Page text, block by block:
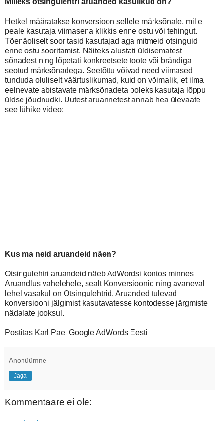
Milleks otsingulehtri aruanded kasulikud on?
Hetkel määratakse konversioon sellele märksõnale, mille
peale kasutaja viimasena klikkis enne ostu või tehingut.
Tõenäoliselt sooritasid kasutajad aga mitmeid otsinguid
enne ostu sooritamist. Näiteks alustati üldisematest
sõnadest ning lõpetati konkreetsete toote või brändiga
seotud märksõnadega. Seetõttu võivad need viimased
tunduda oluliselt väärtuslikumad, kuid on võimalik, et ilma
eelnevate abistavate märksõnadeta poleks kasutaja lõppu
üldse jõudnudki. Uutest aruannetest annab hea ülevaate
see lühike video:
Kus ma neid aruandeid näen?
Otsingulehtri aruandeid näeb AdWordsi kontos minnes
Aruandlus vahelehele, sealt Konversioonid ning avaneval
lehel vasakul on Otsingulehtrid. Aruanded tulevad
konversiooni jälgimist kasutavatesse kontodesse järgmiste
nädalate jooksul.
Postitas Karl Pae, Google AdWords Eesti
Anonüümne
Jaga
Kommentaare ei ole: